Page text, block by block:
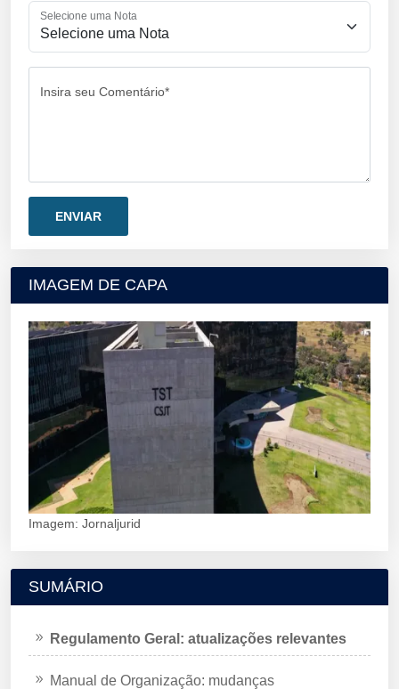
Selecione uma Nota
Insira seu Comentário*
IMAGEM DE CAPA
Imagem: Jornaljurid
SUMÁRIO
Regulamento Geral: atualizações relevantes
Manual de Organização: mudanças